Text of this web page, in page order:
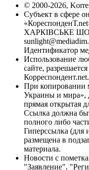
© 2000-2026,
Субъект в сфере
ХАРКІВСЬКЕ
Идентификатор
Использование
сайте,
Корреспондент.net.
При копировании
Украины и мира»,
прямая открытая
Ссылка должна
полного либо
Гиперссылка (для
размещена в
материала.
Новости с
"Заявление",